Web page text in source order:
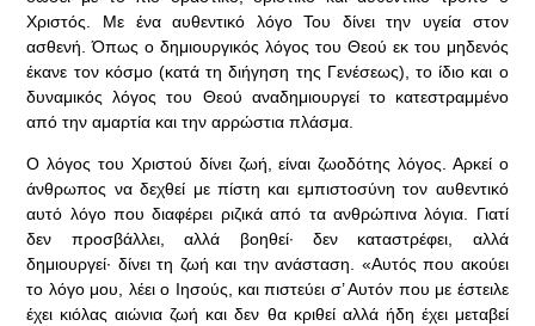
Χριστός. Με ένα αυθεντικό λόγο Του δίνει την υγεία στον
ασθενή. Όπως ο δημιουργικός λόγος του Θεού εκ του μηδενός
έκανε τον κόσμο (κατά τη διήγηση της Γενέσεως), το ίδιο και ο
δυναμικός λόγος του Θεού αναδημιουργεί το κατεστραμμένο
από την αμαρτία και την αρρώστια πλάσμα.
Ο λόγος του Χριστού δίνει ζωή, είναι ζωοδότης λόγος. Αρκεί ο
άνθρωπος να δεχθεί με πίστη και εμπιστοσύνη τον αυθεντικό
αυτό λόγο που διαφέρει ριζικά από τα ανθρώπινα λόγια. Γιατί
δεν προσβάλλει, αλλά βοηθεί· δεν καταστρέφει, αλλά
δημιουργεί· δίνει τη ζωή και την ανάσταση. «Αυτός που ακούει
το λόγο μου, λέει ο Ιησούς, και πιστεύει σ’ Αυτόν που με έστειλε
έχει κιόλας αιώνια ζωή και δεν θα κριθεί αλλά ήδη έχει μεταβεί